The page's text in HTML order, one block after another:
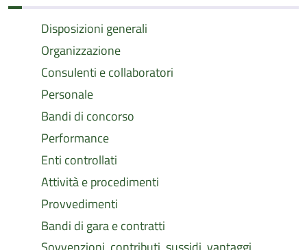
Disposizioni generali
Organizzazione
Consulenti e collaboratori
Personale
Bandi di concorso
Performance
Enti controllati
Attività e procedimenti
Provvedimenti
Bandi di gara e contratti